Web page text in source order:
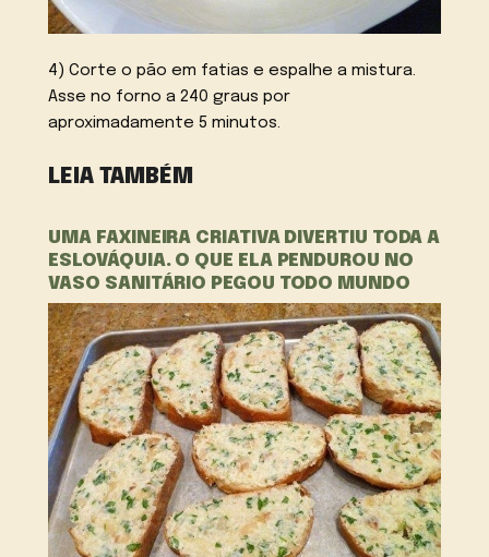
4) Corte o pão em fatias e espalhe a mistura.
Asse no forno a 240 graus por
aproximadamente 5 minutos.
LEIA TAMBÉM
UMA FAXINEIRA CRIATIVA DIVERTIU TODA A
ESLOVÁQUIA. O QUE ELA PENDUROU NO
VASO SANITÁRIO PEGOU TODO MUNDO